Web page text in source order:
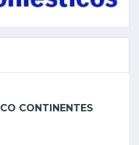
CONTINENTES